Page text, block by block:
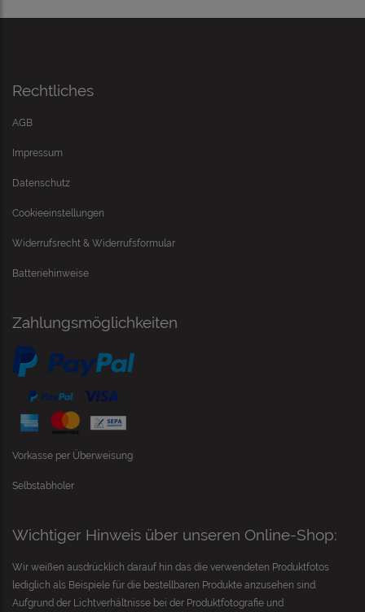
Rechtliches
AGB
Impressum
Datenschutz
Cookieeinstellungen
Widerrufsrecht & Widerrufsformular
Batteriehinweise
Zahlungsmöglichkeiten
Vorkasse per Überweisung
Selbstabholer
Wichtiger Hinweis über unseren Online-Shop:
Wir weißen ausdrücklich darauf hin das die verwendeten Produktfotos
lediglich als Beispiele für die bestellbaren Produkte anzusehen sind.
Aufgrund der Lichtverhältnisse bei der Produktfotografie und